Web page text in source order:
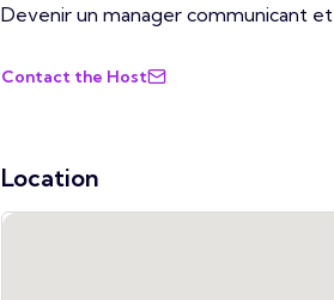
Devenir un manager communicant
Contact the Host
Location